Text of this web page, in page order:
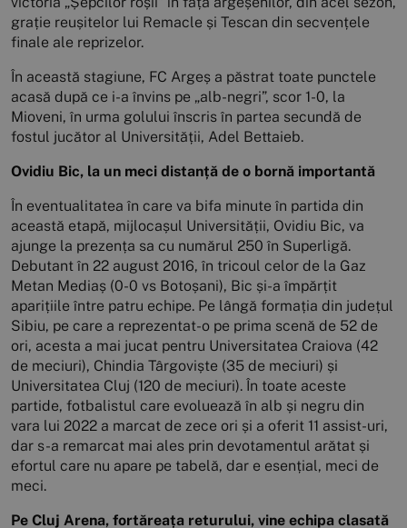
grație reușitelor lui Remacle și Tescan din secvențele
finale ale reprizelor.
În această stagiune, FC Argeș a păstrat toate punctele
acasă după ce i-a învins pe „alb-negri”, scor 1-0, la
Mioveni, în urma golului înscris în partea secundă de
fostul jucător al Universității, Adel Bettaieb.
Ovidiu Bic, la un meci distanță de o bornă importantă
În eventualitatea în care va bifa minute în partida din
această etapă, mijlocașul Universității, Ovidiu Bic, va
ajunge la prezența sa cu numărul 250 în Superligă.
Debutant în 22 august 2016, în tricoul celor de la Gaz
Metan Mediaș (0-0 vs Botoșani), Bic și-a împărțit
aparițiile între patru echipe. Pe lângă formația din județul
Sibiu, pe care a reprezentat-o pe prima scenă de 52 de
ori, acesta a mai jucat pentru Universitatea Craiova (42
de meciuri), Chindia Târgoviște (35 de meciuri) și
Universitatea Cluj (120 de meciuri). În toate aceste
partide, fotbalistul care evoluează în alb și negru din
vara lui 2022 a marcat de zece ori și a oferit 11 assist-uri,
dar s-a remarcat mai ales prin devotamentul arătat și
efortul care nu apare pe tabelă, dar e esențial, meci de
meci.
Pe Cluj Arena, fortăreața returului, vine echipa clasată